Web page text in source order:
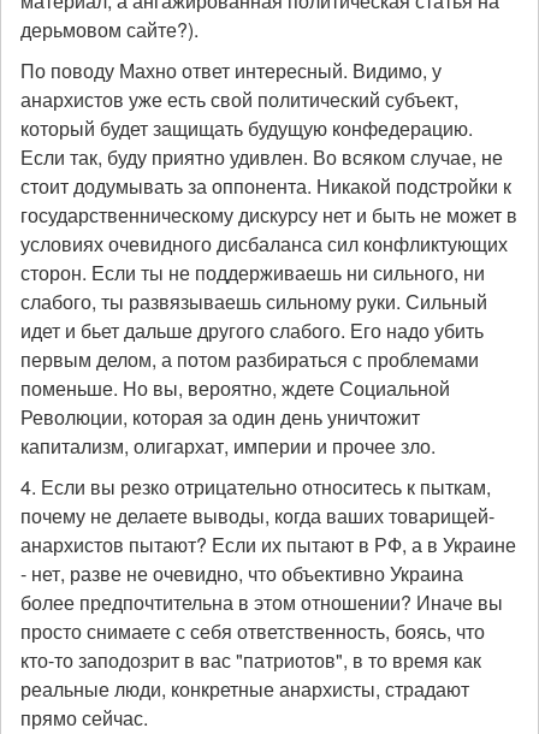
дерьмовом сайте?).
По поводу Махно ответ интересный. Видимо, у
анархистов уже есть свой политический субъект,
который будет защищать будущую конфедерацию.
Если так, буду приятно удивлен. Во всяком случае, не
стоит додумывать за оппонента. Никакой подстройки к
государственническому дискурсу нет и быть не может в
условиях очевидного дисбаланса сил конфликтующих
сторон. Если ты не поддерживаешь ни сильного, ни
слабого, ты развязываешь сильному руки. Сильный
идет и бьет дальше другого слабого. Его надо убить
первым делом, а потом разбираться с проблемами
поменьше. Но вы, вероятно, ждете Социальной
Революции, которая за один день уничтожит
капитализм, олигархат, империи и прочее зло.
4. Если вы резко отрицательно относитесь к пыткам,
почему не делаете выводы, когда ваших товарищей-
анархистов пытают? Если их пытают в РФ, а в Украине
- нет, разве не очевидно, что объективно Украина
более предпочтительна в этом отношении? Иначе вы
просто снимаете с себя ответственность, боясь, что
кто-то заподозрит в вас "патриотов", в то время как
реальные люди, конкретные анархисты, страдают
прямо сейчас.